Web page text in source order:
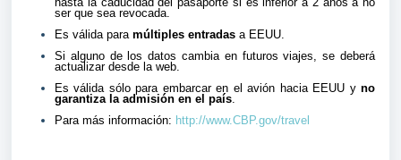
ser que sea revocada.
Es válida para múltiples entradas a EEUU.
Si alguno de los datos cambia en futuros viajes, se deberá
actualizar desde la web.
Es válida sólo para embarcar en el avión hacia EEUU y no
garantiza la admisión en el país.
Para más información: http://www.CBP.gov/travel